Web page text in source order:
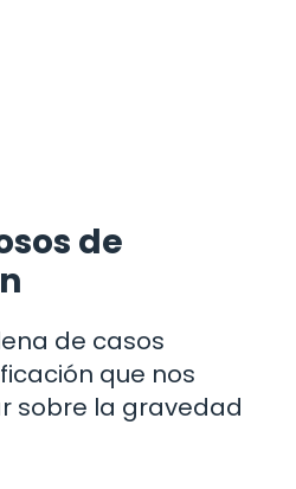
de
de casos
que nos
sobre la gravedad